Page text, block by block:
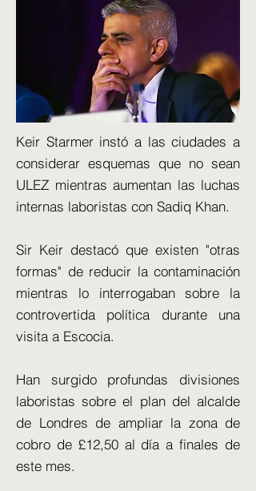
Keir Starmer instó a las ciudades a
considerar esquemas que no sean
ULEZ mientras aumentan las luchas
internas laboristas con Sadiq Khan.
Sir Keir destacó que existen "otras
formas" de reducir la contaminación
mientras lo interrogaban sobre la
controvertida política durante una
visita a Escocia.
Han surgido profundas divisiones
laboristas sobre el plan del alcalde
de Londres de ampliar la zona de
cobro de £12,50 al día a finales de
este mes.